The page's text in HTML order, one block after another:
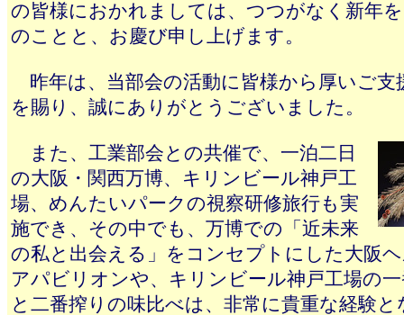
の皆様におかれましては、つつがなく新年
のことと、お慶び申し上げます。
昨年は、当部会の活動に皆様から厚いご支
を賜り、誠にありがとうございました。
また、工業部会との共催で、一泊二日
の大阪・関西万博、キリンビール神戸工
場、めんたいパークの視察研修旅行も実
施でき、その中でも、万博での「近未来
の私と出会える」をコンセプトにした大阪
アパビリオンや、キリンビール神戸工場の
と二番搾りの味比べは、非常に貴重な経験